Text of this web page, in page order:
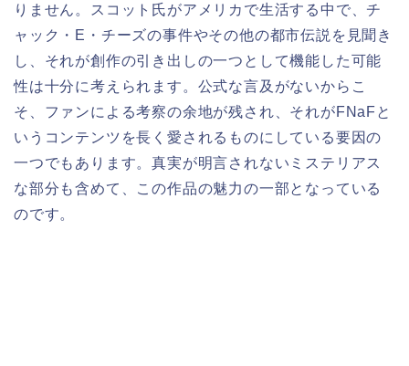
りません。スコット氏がアメリカで生活する中で、チ
ャック・E・チーズの事件やその他の都市伝説を見聞き
し、それが創作の引き出しの一つとして機能した可能
性は十分に考えられます。公式な言及がないからこ
そ、ファンによる考察の余地が残され、それがFNaFと
いうコンテンツを長く愛されるものにしている要因の
一つでもあります。真実が明言されないミステリアス
な部分も含めて、この作品の魅力の一部となっている
のです。